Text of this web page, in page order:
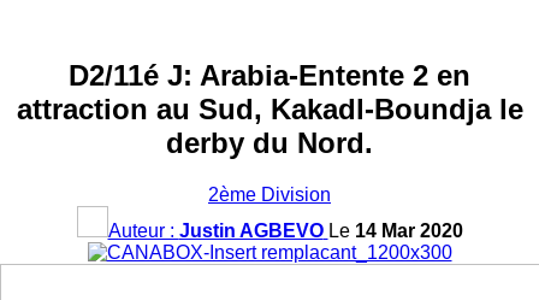
D2/11é J: Arabia-Entente 2 en
attraction au Sud, Kakadl-Boundja le
derby du Nord.
2ème Division
Auteur : Justin AGBEVO Le 14 Mar 2020